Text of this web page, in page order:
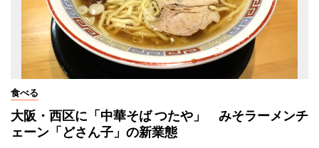
食べる
大阪・西区に「中華そば つたや」 みそラーメンチ
ェーン「どさん子」の新業態